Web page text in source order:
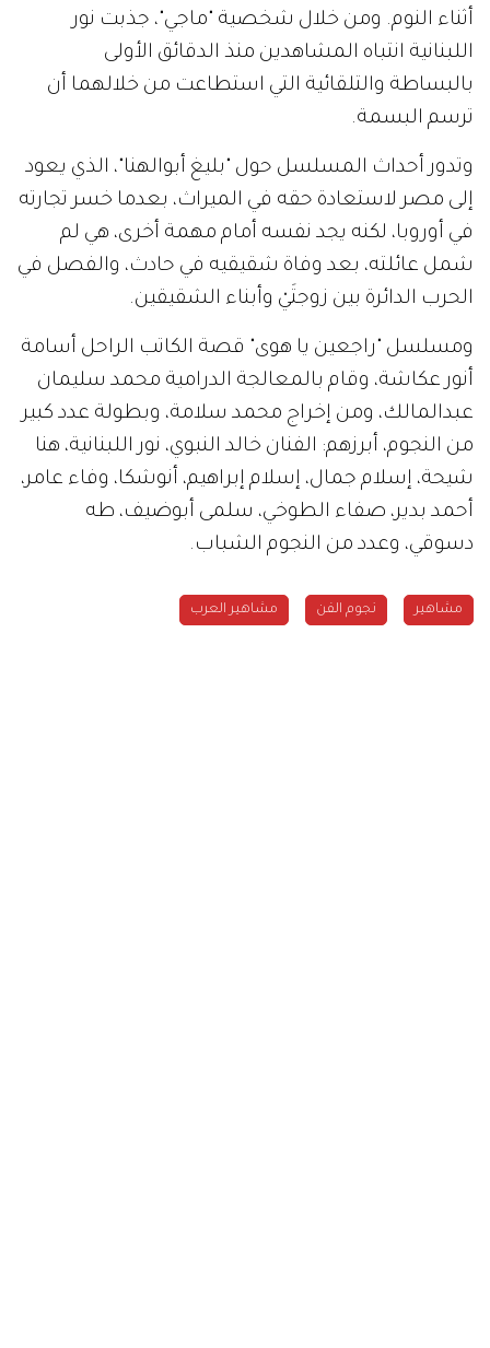
أثناء النوم. ومن خلال شخصية "ماجي"، جذبت نور
اللبنانية انتباه المشاهدين منذ الدقائق الأولى
بالبساطة والتلقائية التي استطاعت من خلالهما أن
ترسم البسمة.
وتدور أحداث المسلسل حول "بليغ أبوالهنا"، الذي يعود
إلى مصر لاستعادة حقه في الميراث، بعدما خسر تجارته
في أوروبا، لكنه يجد نفسه أمام مهمة أخرى، هي لم
شمل عائلته، بعد وفاة شقيقيه في حادث، والفصل في
الحرب الدائرة بين زوجتَيْ وأبناء الشقيقين.
ومسلسل "راجعين يا هوى" قصة الكاتب الراحل أسامة
أنور عكاشة، وقام بالمعالجة الدرامية محمد سليمان
عبدالمالك، ومن إخراج محمد سلامة، وبطولة عدد كبير
من النجوم، أبرزهم: الفنان خالد النبوي، نور اللبنانية، هنا
شيحة، إسلام جمال، إسلام إبراهيم، أنوشكا، وفاء عامر،
أحمد بدير، صفاء الطوخي، سلمى أبوضيف، طه
دسوقي، وعدد من النجوم الشباب.
مشاهير نجوم الفن مشاهير العرب